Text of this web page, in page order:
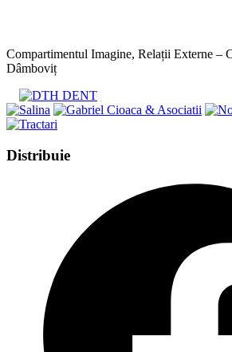
Compartimentul Imagine, Relații Externe –
Dâmboviț
DistribuieShare
window